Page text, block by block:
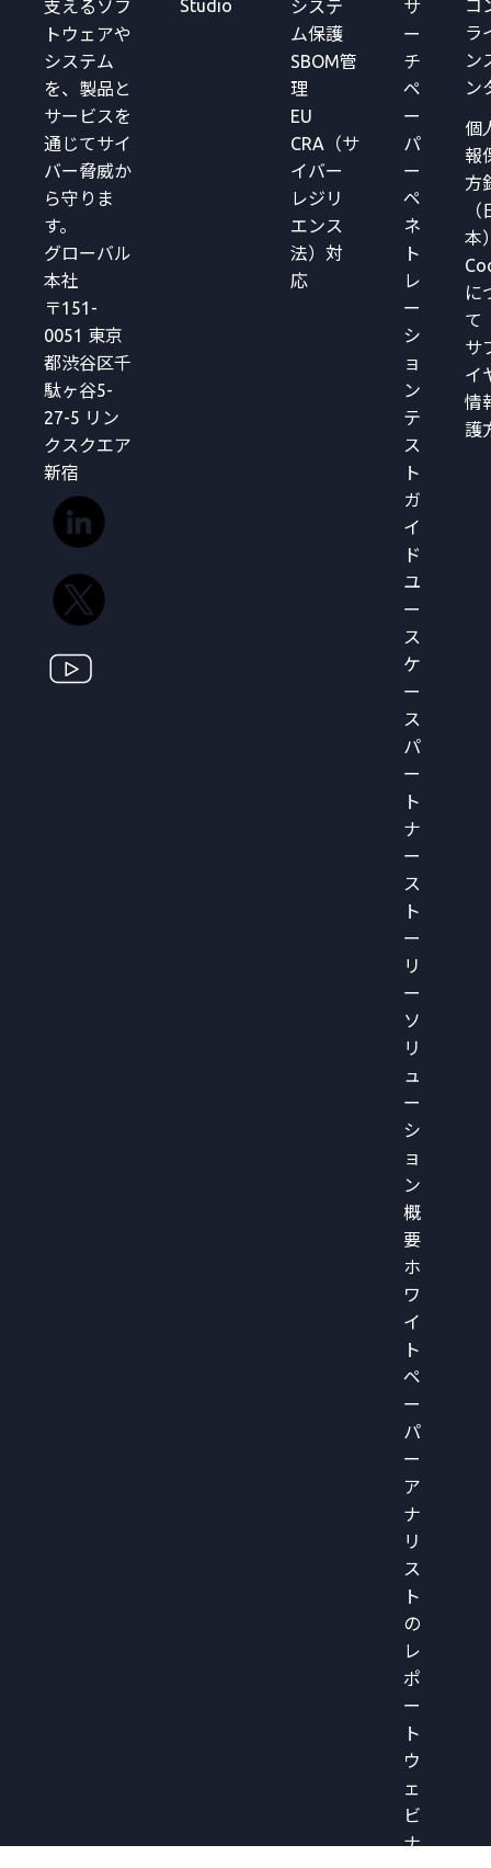
支えるソフ
トウェアや
システム
を、製品と
サービスを
通じてサイ
バー脅威か
ら守りま
す。
グローバル
本社
〒151-
0051 東京
都渋谷区千
駄ヶ谷5-
27-5 リン
クスクエア
新宿
Studio
システ
ム保護
SBOM管
理
EU
CRA（サ
イバー
レジリ
エンス
法）対
応
サ
ー
チ
ペ
ー
パ
ー
ペ
ネ
ト
レ
ー
シ
ョ
ン
テ
ス
ト
ガ
イ
ド
ユ
ー
ス
ケ
ー
ス
パ
ー
ト
ナ
ー
ス
ト
ー
リ
ー
ソ
リ
ュ
ー
シ
ョ
ン
概
要
ホ
ワ
イ
ト
ペ
ー
パ
ー
ア
ナ
リ
ス
ト
の
レ
ポ
ー
ト
ウ
ェ
ビ
ナ
コ
ラ
ン
ン
個
報
方
（
本
に
て
サ
イ
情
護